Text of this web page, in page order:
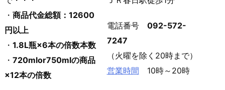
・ 商品代金総額：12600
円以上
・ 1.8L瓶×6本の倍数本数
・ 720mlor750mlの商品
×12本の倍数
電話番号 092-572-
7247
（火曜を除く20時まで）
営業時間 10時～20時